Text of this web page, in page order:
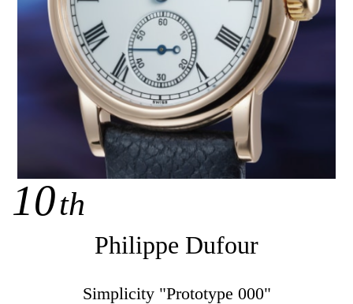
Philippe Dufour
Simplicity "Prototype 000"
10th